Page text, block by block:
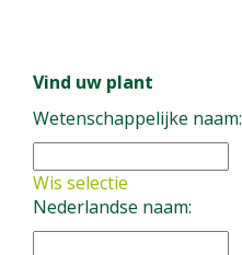
Vind uw plant
Wetenschappelijke naam:
Wis selectie
Nederlandse naam: